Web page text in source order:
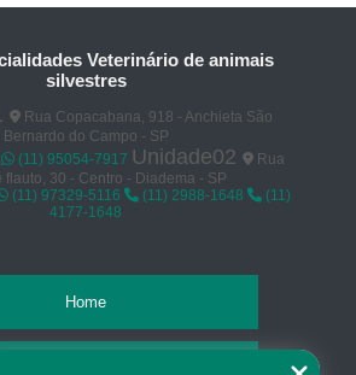
Veterinário de animais
silvestres
Rua Copacabana, 918 - Anchieta São
Bernardo do Campo - SP
(11) 95054-7917 Unidade02
Rua
flauto, 30 - Centro - Diadema - SP
(11) 97329-5116 (11) 2988-1648
(11)
4177-1648
Home